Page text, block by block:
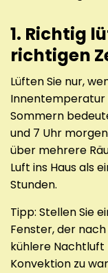
1. Richtig
richtigen
Lüften Sie nur,
Innentemperatur
Sommern
und 7 Uhr
über mehrere
Luft ins Haus als
Stunden.
Tipp: Stellen Sie
Fenster, der
kühlere
Konvektion zu